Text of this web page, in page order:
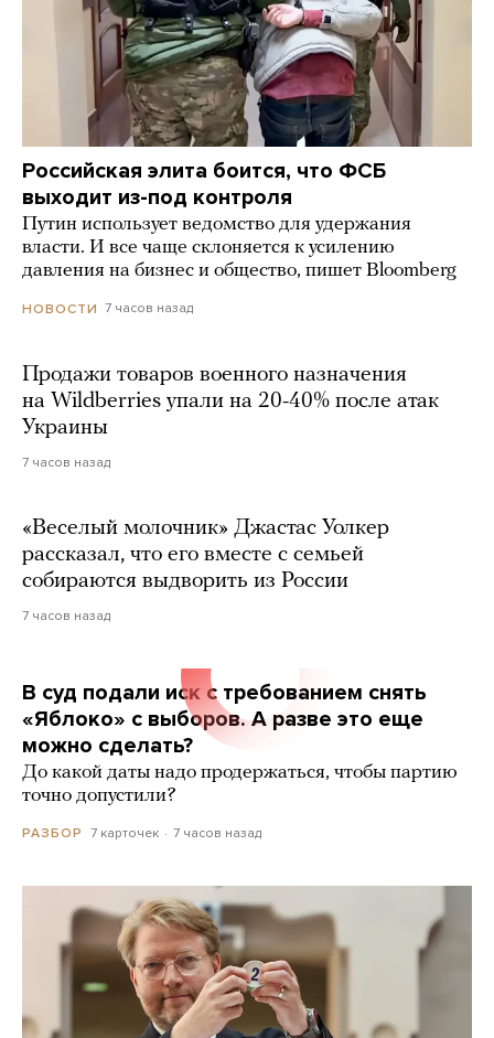
Российская элита боится, что ФСБ
выходит из-под контроля
Путин использует ведомство для удержания
власти. И все чаще склоняется к усилению
давления на бизнес и общество, пишет Bloomberg
НОВОСТИ 7 часов назад
Продажи товаров военного назначения
на Wildberries упали на 20-40% после атак
Украины
7 часов назад
«Веселый молочник» Джастас Уолкер
рассказал, что его вместе с семьей
собираются выдворить из России
7 часов назад
В суд подали иск с требованием снять
«Яблоко» с выборов. А разве это еще
можно сделать?
До какой даты надо продержаться, чтобы партию
точно допустили?
РАЗБОР 7 карточек 7 часов назад